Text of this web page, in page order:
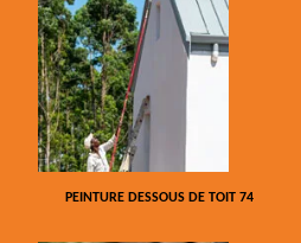
PEINTURE DESSOUS DE TOIT 74